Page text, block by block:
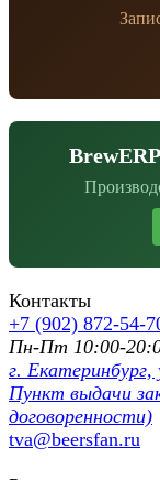
Контакты
+7 (902) 872-54-
Пн-Пт 10:00-
г. Екатеринбург,
Пункт выдачи
договоренности)
tva@beersfan.ru